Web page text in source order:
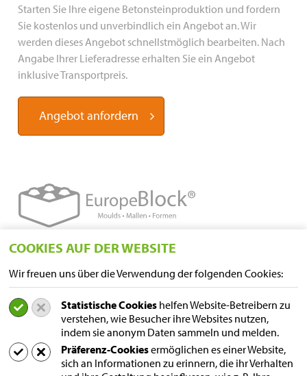
COOKIES AUF DER WEBSITE
Wir freuen uns über die Verwendung der folgenden Cookies:
Statistische Cookies helfen Website-Betreibern zu
verstehen, wie Besucher ihre Websites nutzen,
indem sie anonym Daten sammeln und melden.
Präferenz-Cookiesermöglichen es einer Website,
sich an Informationen zu erinnern, die ihr Verhalten
Starten Sie Ihre eigene Betonsteinproduktion und fordern
Sie kostenlos und unverbindlich ein Angebot an. Wir
werden dieses Angebot schnellstmöglich bearbeiten. Nach
Angabe Ihrer Lieferadresse erhalten Sie ein Angebot
inklusive Transportpreis.
Angebot anfordern
STANDORTE
Sampers Logistics BV P/A Euroblock
A. van Leeuwenhoekstraat 9
5916 PD Venlo
Niederlande
Postanschrift
Postfach 231